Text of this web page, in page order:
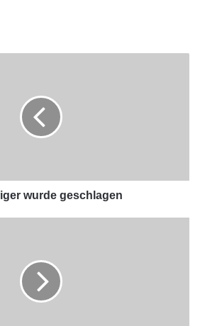
wurde geschlagen